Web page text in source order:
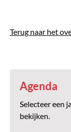
Terug naar het
Agenda
Selecteer een
bekijken.